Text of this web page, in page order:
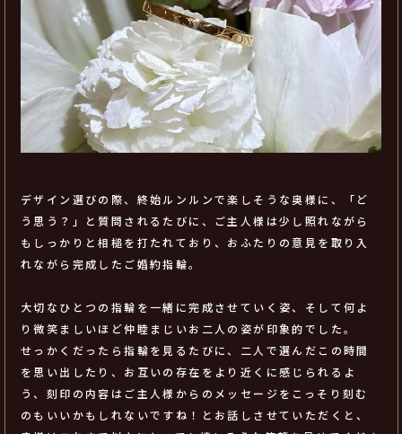
デザイン選びの際、終始ルンルンで楽しそうな奥様に、「ど
う思う？」と質問されるたびに、ご主人様は少し照れながら
もしっかりと相槌を打たれており、おふたりの意見を取り入
れながら完成したご婚約指輪。
大切なひとつの指輪を一緒に完成させていく姿、そして何よ
り微笑ましいほど仲睦まじいお二人の姿が印象的でした。
せっかくだったら指輪を見るたびに、二人で選んだこの時間
を思い出したり、お互いの存在をより近くに感じられるよ
う、刻印の内容はご主人様からのメッセージをこっそり刻む
のもいいかもしれないですね！とお話しさせていただくと、